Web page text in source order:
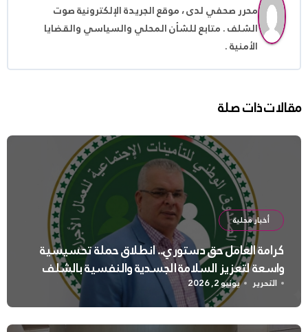
محرر صحفي لدى ، موقع الجريدة الإلكترونية صوت
الشلف . متابع للشأن المحلي والسياسي والقضايا
الأمنية .
مقالات ذات صلة
أخبار محلية
كرامة العامل حق دستوري.. انطلاق حملة تحسيسية
واسعة لتعزيز السلامة الجسدية والنفسية بالشلف
التحرير يونيو 2, 2026